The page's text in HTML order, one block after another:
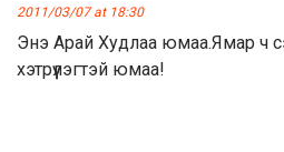
2011/03/07 at 18:30
Энэ Арай Худлаа юмаа.Ямар ч
хэтрүүлэгтэй юмаа!